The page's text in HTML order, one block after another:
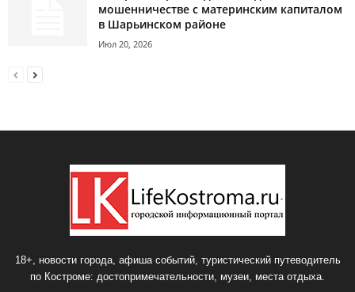
мошенничестве с материнским капиталом
в Шарьинском районе
Июл 20, 2026
18+, новости города, афиша событий, туристический путеводитель
по Костроме: достопримечательности, музеи, места отдыха.